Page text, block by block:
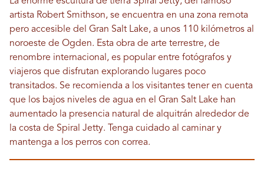
artista Robert Smithson, se encuentra en una zona remota
pero accesible del Gran Salt Lake, a unos 110 kilómetros al
noroeste de Ogden. Esta obra de arte terrestre, de
renombre internacional, es popular entre fotógrafos y
viajeros que disfrutan explorando lugares poco
transitados. Se recomienda a los visitantes tener en cuenta
que los bajos niveles de agua en el Gran Salt Lake han
aumentado la presencia natural de alquitrán alrededor de
la costa de Spiral Jetty. Tenga cuidado al caminar y
mantenga a los perros con correa.